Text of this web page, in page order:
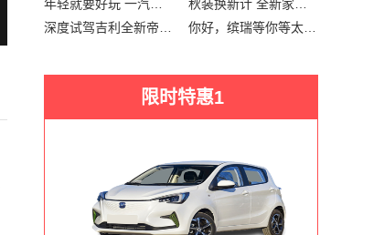
限时特惠1